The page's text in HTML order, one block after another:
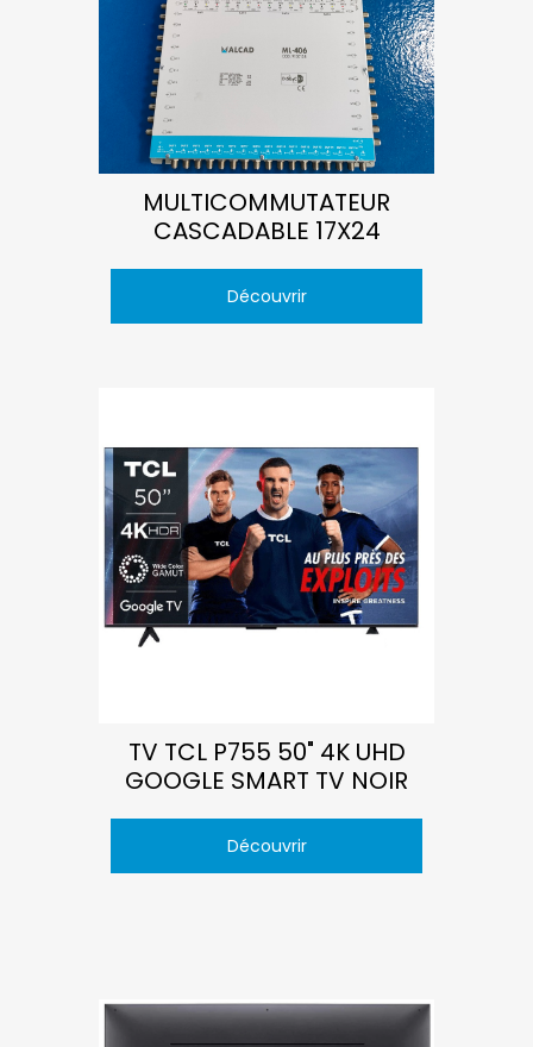
MULTICOMMUTATEUR
CASCADABLE 17X24
Découvrir
TV TCL P755 50" 4K UHD
GOOGLE SMART TV NOIR
Découvrir